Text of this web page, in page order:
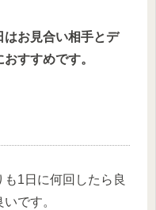
はお見合い相手とデ
すすめです。
1日に何回したら良
です。